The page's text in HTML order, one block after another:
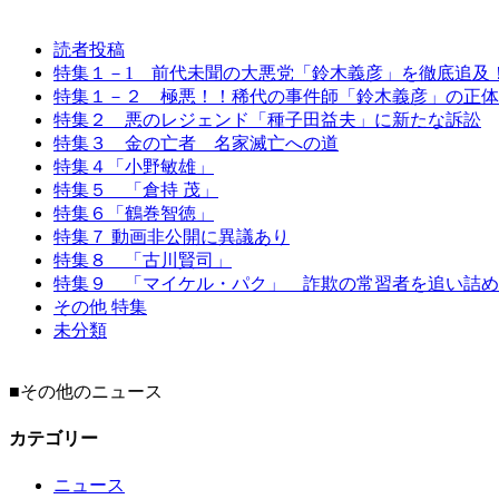
読者投稿
特集１－1 前代未聞の大悪党「鈴木義彦」を徹底追及
特集１－２ 極悪！！稀代の事件師「鈴木義彦」の正体
特集２ 悪のレジェンド「種子田益夫」に新たな訴訟
特集３ 金の亡者 名家滅亡への道
特集４「小野敏雄」
特集５ 「倉持 茂」
特集６「鶴巻智徳」
特集７ 動画非公開に異議あり
特集８ 「古川賢司」
特集９ 「マイケル・パク」 詐欺の常習者を追い詰
その他 特集
未分類
■その他のニュース
カテゴリー
ニュース